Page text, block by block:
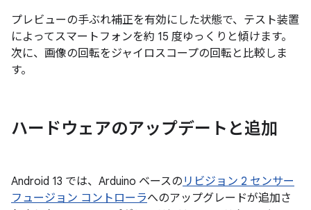
プレビューの手ぶれ補正を有効にした状態で、テスト装置
によってスマートフォンを約 15 度ゆっくりと傾けます。
次に、画像の回転をジャイロスコープの回転と比較しま
す。
ハードウェアのアップデートと追加
Android 13 では、Arduino ベースの リビジョン 2 センサー
フュージョン コントローラへのアップグレードが追加さ